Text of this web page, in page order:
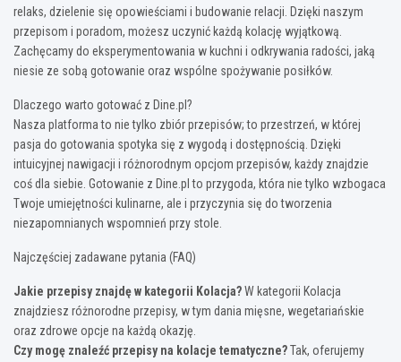
relaks, dzielenie się opowieściami i budowanie relacji. Dzięki naszym
przepisom i poradom, możesz uczynić każdą kolację wyjątkową.
Zachęcamy do eksperymentowania w kuchni i odkrywania radości, jaką
niesie ze sobą gotowanie oraz wspólne spożywanie posiłków.
Dlaczego warto gotować z Dine.pl?
Nasza platforma to nie tylko zbiór przepisów; to przestrzeń, w której
pasja do gotowania spotyka się z wygodą i dostępnością. Dzięki
intuicyjnej nawigacji i różnorodnym opcjom przepisów, każdy znajdzie
coś dla siebie. Gotowanie z Dine.pl to przygoda, która nie tylko wzbogaca
Twoje umiejętności kulinarne, ale i przyczynia się do tworzenia
niezapomnianych wspomnień przy stole.
Najczęściej zadawane pytania (FAQ)
Jakie przepisy znajdę w kategorii Kolacja?W kategorii Kolacja
znajdziesz różnorodne przepisy, w tym dania mięsne, wegetariańskie
oraz zdrowe opcje na każdą okazję.
Czy mogę znaleźć przepisy na kolacje tematyczne?Tak, oferujemy